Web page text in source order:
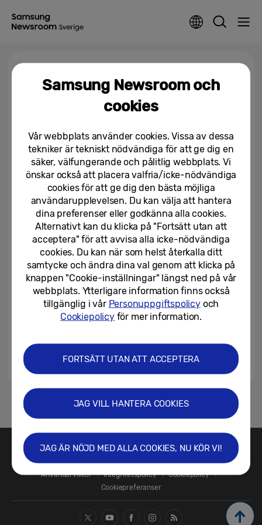
Samsung och AMD fördjupar
driva AI-baserade...
02/03/2026
Samsung tar nästa steg mot AI-
inbyggda, mjukvarudrivna
nätverk tillsammans med...
01/03/2026
1
Kontakta oss
SAMSUNG.SE
Användarvillkor
Integritetspolicy
Cookiepolicy
Cookiepreferanser
Samsung Newsroom och
cookies
Vår webbplats använder cookies. Vissa av dessa
tekniker är tekniskt nödvändiga för att ge dig en
säker, välfungerande och pålitlig webbplats. Vi
önskar också att placera valfria/icke-nödvändiga
cookies för att ge dig den bästa möjliga
användarupplevelsen. Du kan välja att hantera
dina preferenser eller godkänna alla cookies.
Alternativt kan du klicka på "Fortsätt utan att
acceptera" för att avvisa alla icke-nödvändiga
cookies. Du kan när som helst återkalla ditt
samtycke och ändra dina val genom att klicka på
knappen "Cookie-inställningar" längst ned på vår
webbplats. Ytterligare information finns också
tillgänglig i vår Personuppgiftspolicyoch
Cookiepolicyför mer information.
FORTSÄTT UTAN ATT ACCEPTERA
JAG VILL HANTERA COOKIES
JAG ÄR NÖJD MED ALLA COOKIES, NU KÖR VI!